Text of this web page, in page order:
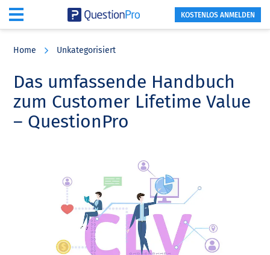
content
sidebar
KOSTENLOS ANMELDEN
Home Unkategorisiert
Das umfassende Handbuch
zum Customer Lifetime Value
– QuestionPro